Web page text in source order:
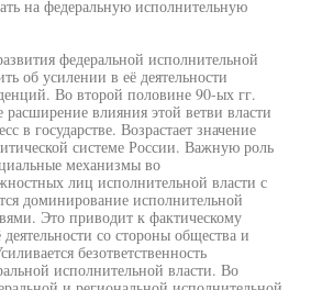
на федеральную исполнительную
федеральной исполнительной
об усилении в её деятельности
Во второй половине 90-ых гг.
расширение влияния этой ветви власти
в государстве. Возрастает значение
системе России. Важную роль
механизмы во
лиц исполнительной власти с
доминирование исполнительной
Это приводит к фактическому
со стороны общества и
безответственность
исполнительной власти. Во